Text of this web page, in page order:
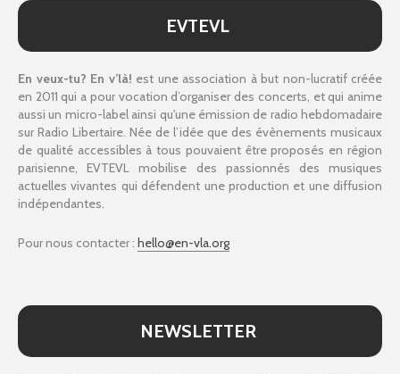
EVTEVL
En veux-tu? En v’là! est une association à but non-lucratif créée
en 2011 qui a pour vocation d’organiser des concerts, et qui anime
aussi un micro-label ainsi qu'une émission de radio hebdomadaire
sur Radio Libertaire. Née de l’idée que des évènements musicaux
de qualité accessibles à tous pouvaient être proposés en région
parisienne, EVTEVL mobilise des passionnés des musiques
actuelles vivantes qui défendent une production et une diffusion
indépendantes.
Pour nous contacter : hello@en-vla.org
NEWSLETTER